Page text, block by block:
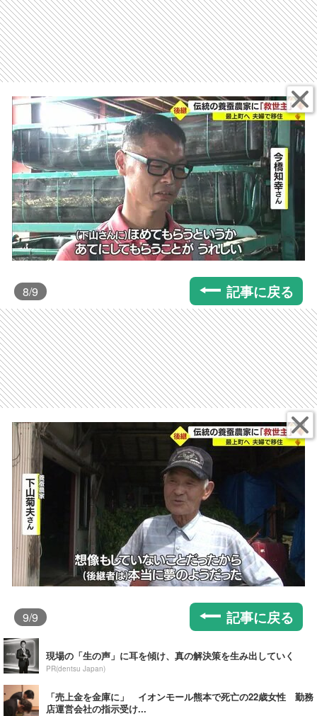
8/9 記事に戻る
9/9 記事に戻る
現場の「生の声」に耳を傾け、真の解決策を生み出していく
PR(dentsu Japan)
「売上金を金庫に」 イオンモール熊本で死亡の22歳女性 勤務
店運営会社の指示受け...